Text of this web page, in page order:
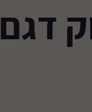
דגם